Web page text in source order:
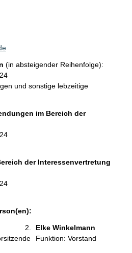
(in absteigender Reihenfolge):
und sonstige lebzeitige
im Bereich der
der Interessenvertretung
Elke Winkelmann
Funktion: Vorstand